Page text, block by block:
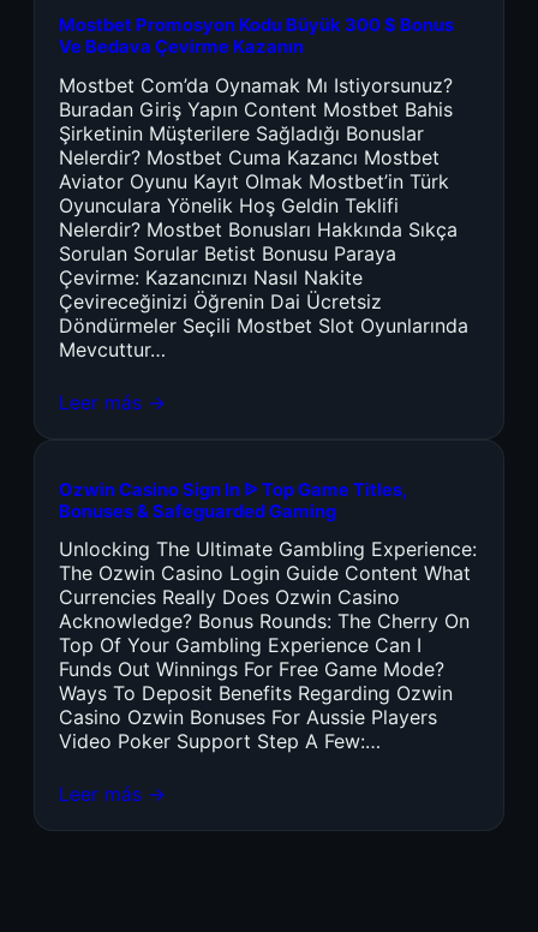
Mostbet Promosyon Kodu Büyük 300 $ Bonus
Ve Bedava Çevirme Kazanın
Mostbet Com’da Oynamak Mı Istiyorsunuz?
Buradan Giriş Yapın Content Mostbet Bahis
Şirketinin Müşterilere Sağladığı Bonuslar
Nelerdir? Mostbet Cuma Kazancı Mostbet
Aviator Oyunu Kayıt Olmak Mostbet’in Türk
Oyunculara Yönelik Hoş Geldin Teklifi
Nelerdir? Mostbet Bonusları Hakkında Sıkça
Sorulan Sorular Betist Bonusu Paraya
Çevirme: Kazancınızı Nasıl Nakite
Çevireceğinizi Öğrenin Dai Ücretsiz
Döndürmeler Seçili Mostbet Slot Oyunlarında
Mevcuttur…
Leer más →
Ozwin Casino Sign In ᐉ Top Game Titles,
Bonuses & Safeguarded Gaming
Unlocking The Ultimate Gambling Experience:
The Ozwin Casino Login Guide Content What
Currencies Really Does Ozwin Casino
Acknowledge? Bonus Rounds: The Cherry On
Top Of Your Gambling Experience Can I
Funds Out Winnings For Free Game Mode?
Ways To Deposit Benefits Regarding Ozwin
Casino Ozwin Bonuses For Aussie Players
Video Poker Support Step A Few:…
Leer más →